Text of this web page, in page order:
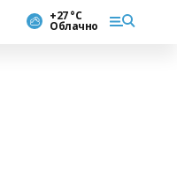
+27 °С
Облачно